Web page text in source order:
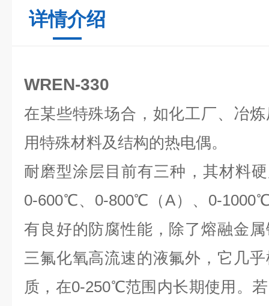
详情介绍
WREN-330
在某些特殊场合，如化工厂、冶
用特殊材料及结构的热电偶。
耐磨型涂层目前有三种，其材料
0-600℃、0-800℃（A）、0-
有良好的防腐性能，除了熔融金
三氟化氧高流速的液氟外，它几
质，在0-250℃范围内长期使用。